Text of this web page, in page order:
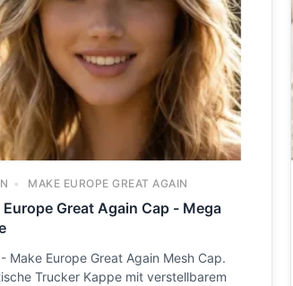
MAKE EUROPE GREAT AGAIN
Europe Great Again Cap - Mega
- Make Europe Great Again Mesh Cap.
Trucker Kappe mit verstellbarem